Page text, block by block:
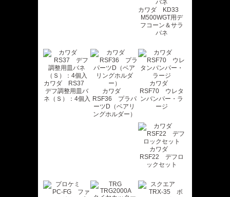
カワダ KD33
M500WGT用デ
フコーン＆サラ
バネ
カワダ RS37
デフ調整用皿バ
ネ（Ｓ）：4個入
カワダ
RSF36 プラパ
ーツD（ベアリ
ングホルダー）
カワダ
RSF70 ウレタ
ンバンパー・ラ
ージ
カワダ
RSF22 デフロ
ックセット